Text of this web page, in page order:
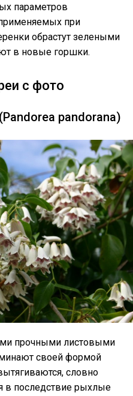
параметров
при
обрастут зелеными
в новые горшки.
с фото
pandorana)
прочными листовыми
своей формой
словно
в последствие рыхлые